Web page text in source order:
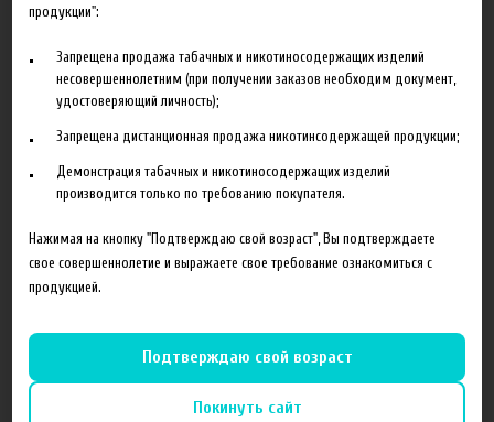
Внешне, данный товар схож с аналогами на рынке. Он также
имеет форму «цилиндра», разбирающиеся и собирающиеся
элементы. Стиль и цветовая гамма, придают электронной
аристократический стиль.
Аккумулятор
Благодаря, одному из наивысших показателей уровня емкости
батареи, а именно 1 500 миллиампер/часов, среди аналогов
данная электронная сигарета не знает равных. При своих не
продукции":
Запрещена продажа табачных и никотиносодержащих изделий
несовершеннолетним (при получении заказов необходим документ,
удостоверяющий личность);
Запрещена дистанционная продажа никотинсодержащей продукции;
Демонстрация табачных и никотиносодержащих изделий
производится только по требованию покупателя.
Нажимая на кнопку "Подтверждаю свой возраст", Вы подтверждаете
свое совершеннолетие и выражаете свое требование ознакомиться с
продукцией.
Подтверждаю свой возраст
Покинуть сайт